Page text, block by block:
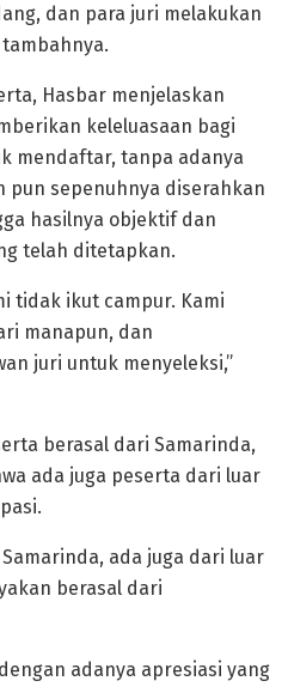
dan para juri melakukan
Hasbar menjelaskan
keleluasaan bagi
mendaftar, tanpa adanya
pun sepenuhnya diserahkan
hasilnya objektif dan
telah ditetapkan.
tidak ikut campur. Kami
manapun, dan
juri untuk menyeleksi,”
berasal dari Samarinda,
ada juga peserta dari luar
ada juga dari luar
berasal dari
adanya apresiasi yang